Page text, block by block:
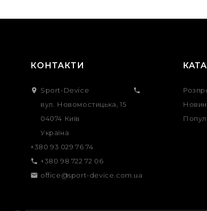
КОНТАКТИ
 Sport-Device
вул. Новомостицька, 15
04074 Київ
Україна

+380 93 029 76 74
 +380 98 722 72 06
 office@sport-device.com.ua